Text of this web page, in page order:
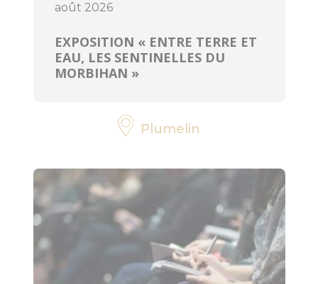
août 2026
EXPOSITION « ENTRE TERRE ET
EAU, LES SENTINELLES DU
MORBIHAN »
Plumelin